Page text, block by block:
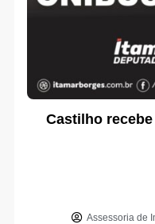
Castilho
Assessoria de